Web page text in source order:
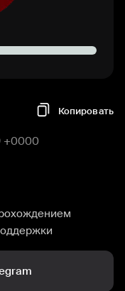
Копировать
+0000